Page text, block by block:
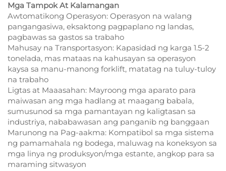
Mga Tampok At Kalamangan
Awtomatikong Operasyon: Operasyon na walang
pangangasiwa, eksaktong pagpaplano ng landas,
pagbawas sa gastos sa trabaho
Mahusay na Transportasyon: Kapasidad ng karga 1.5-2
tonelada, mas mataas na kahusayan sa operasyon
kaysa sa manu-manong forklift, matatag na tuluy-tuloy
na trabaho
Ligtas at Maaasahan: Mayroong mga aparato para
maiwasan ang mga hadlang at maagang babala,
sumusunod sa mga pamantayan ng kaligtasan sa
industriya, nababawasan ang panganib ng banggaan
Marunong na Pag-aakma: Kompatibol sa mga sistema
ng pamamahala ng bodega, maluwag na koneksyon sa
mga linya ng produksyon/mga estante, angkop para sa
maraming sitwasyon